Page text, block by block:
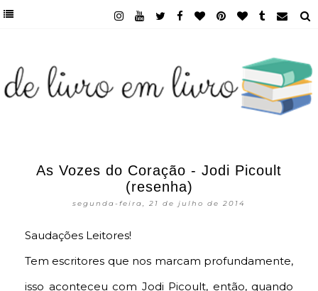
As Vozes do Coração - Jodi Picoult
(resenha)
segunda-feira, 21 de julho de 2014
Saudações Leitores!
Tem escritores que nos marcam profundamente,
isso aconteceu com Jodi Picoult, então, quando